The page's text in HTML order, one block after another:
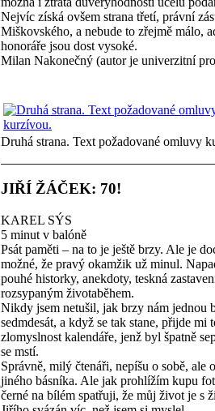
Nejvíc získá ovšem strana třetí, právní
Miškovského, a nebude to zřejmě málo,
honoráře jsou dost vysoké.
Milan Nakonečný (autor je univerzitní
Druhá strana. Text požadované omluvy
JIŘÍ ŽÁČEK: 70!
KAREL SÝS
5 minut v balóně
Psát paměti – na to je ještě brzy. Ale je
možné, že pravý okamžik už minul.
pouhé historky, anekdoty, teskná
rozsypaným životaběhem.
Nikdy jsem netušil, jak brzy nám jednou
sedmdesát, a když se tak stane, přijde mi
zlomyslnost kalendáře, jenž byl špatně
se mstí.
Správně, milý čtenáři, nepíšu o sobě, ale
jiného básníka. Ale jak prohlížím kupu
černé na bílém spatřuji, že můj život je s